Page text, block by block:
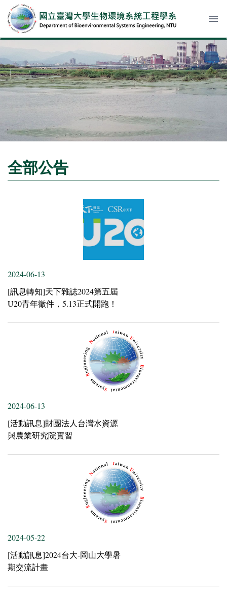
menu
全部公告
2024-06-13
[訊息轉知]天下雜誌2024第五屆
U20青年徵件，5.13正式開跑！
2024-06-13
[活動訊息]財團法人台灣水資源
與農業研究院實習
2024-05-22
[活動訊息]2024台大-岡山大學暑
期交流計畫